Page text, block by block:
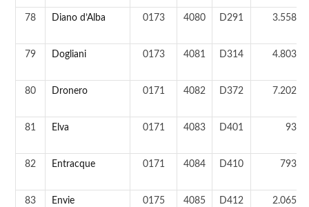
78 Diano d’Alba 0173 4080 D291 3.558 ab
79 Dogliani 0173 4081 D314 4.803 ab
80 Dronero 0171 4082 D372 7.202 ab
81 Elva 0171 4083 D401 93 ab
82 Entracque 0171 4084 D410 793 ab
83 Envie 0175 4085 D412 2.065 ab